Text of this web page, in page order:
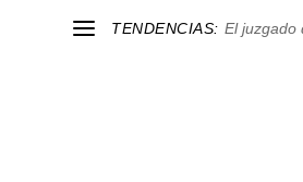
TENDENCIAS: El juzgado